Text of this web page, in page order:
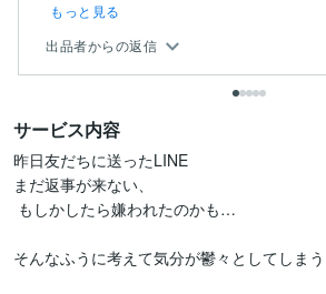
もっと見る
出品者からの返信
サービス内容
昨日友だちに送ったLINE
まだ返事が来ない、
そんなふうに考えて気分が鬱々としてしまう